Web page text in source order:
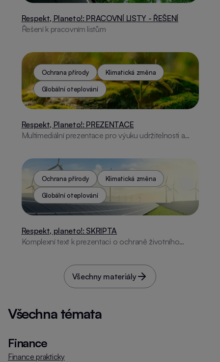
Respekt, Planeto!: PRACOVNÍ LISTY - ŘEŠENÍ
Řešení k pracovním listům
Ochrana přírody Klimatická změna
Globální oteplování
Respekt, Planeto!: PREZENTACE
Multimediální prezentace pro výuku udržitelnosti a
podporující ekologické povědomí.
Ochrana přírody Klimatická změna
Globální oteplování
Respekt, planeto!: SKRIPTA
Komplexní text k prezentaci o ochraně životního
Všechny materiály
Všechna témata
Finance
Finance prakticky